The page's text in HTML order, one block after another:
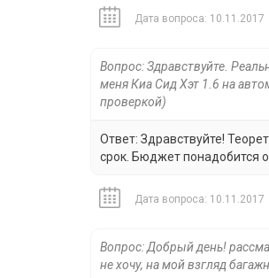
Дата вопроса: 10.11.2017
Вопрос: Здравствуйте.
меня Киа Сид Хэт 1.6 на
проверкой)
Ответ: Здравствуйте!
срок. Бюджет понадобится
Дата вопроса: 10.11.2017
Вопрос: Добрый день!
не хочу, на мой взгляд